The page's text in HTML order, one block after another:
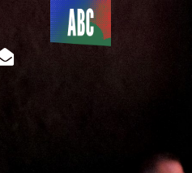
Du côté
de l’ABC